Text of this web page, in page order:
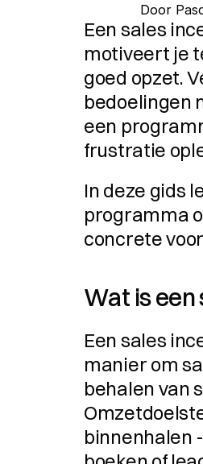
Door
Een sales
motiveert je
goed opzet.
bedoelingen
een
frustratie
In deze gids
programma
concrete
Wat is
Een sales
manier om
behalen van
binnenhalen